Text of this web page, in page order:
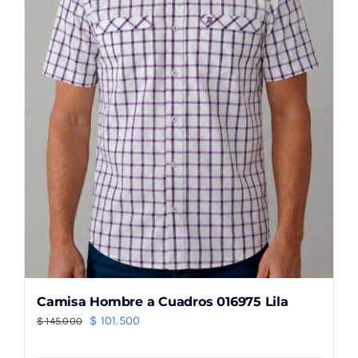
pueden
elegir
en
la
página
de
producto
Camisa Hombre a Cuadros 016975 Lila
$145.000
El
$ 101.500